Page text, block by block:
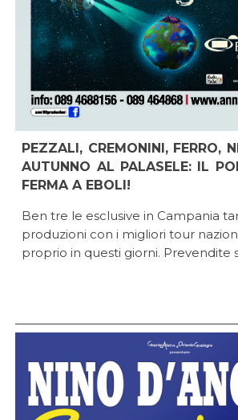
PEZZALI, CREMONINI, FERRO,
AUTUNNO AL PALASELE: IL
FERMA A EBOLI!
Ben tre le esclusive in Campania
produzioni con i migliori tour
proprio in questi giorni. Prevendite